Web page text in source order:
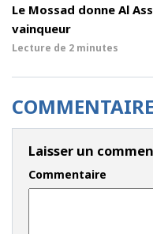
Le Mossad donne Al
vainqueur
Lecture de 2 minutes
Laisser un
Commentaire